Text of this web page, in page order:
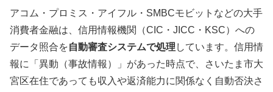
アコム・プロミス・アイフル・SMBCモビットなどの大手
消費者金融は、信用情報機関（CIC・JICC・KSC）への
データ照合を自動審査システムで処理 しています。信用情
報に「異動（事故情報）」があった時点で、さいたま市大
宮区在住であっても収入や返済能力に関係なく自動否決さ